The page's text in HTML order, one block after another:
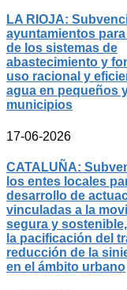
LA RIOJA:
ayuntamientos
de los sistemas de
abastecimiento y
uso racional y
agua en pequeños
municipios
17-06-2026
CATALUÑA:
los entes locales
desarrollo de
vinculadas a la
segura y
la pacificación del
reducción de la
en el ámbito urbano